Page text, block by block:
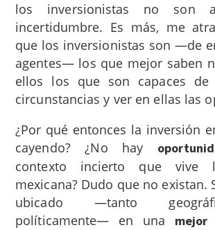
los inversionistas no son
incertidumbre. Es más, me
que los inversionistas son —de
agentes— los que mejor saben
ellos los que son capaces de
circunstancias y ver en ellas las
¿Por qué entonces la inversión
cayendo? ¿No hay
contexto incierto que vive
mexicana? Dudo que no existan.
ubicado —tanto
políticamente— en una mejor